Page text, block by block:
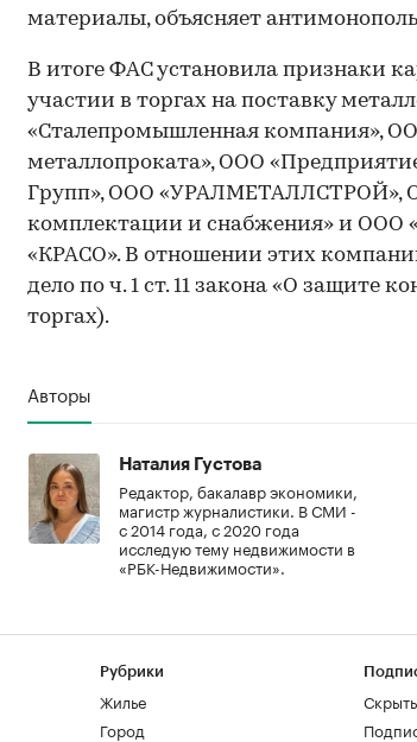
материалы, объясняет
В итоге ФАС установила признаки
участии в торгах на поставку
«Сталепромышленная компания»,
металлопроката», ООО
Групп», ООО «УРАЛМЕТАЛЛСТРОЙ»,
комплектации и снабжения» и ООО
«КРАСО». В отношении этих
дело по ч. 1 ст. 11 закона «О защите
торгах).
Авторы
Наталия Густова
Редактор, бакалавр экономики,
магистр журналистики. В СМИ -
с 2014 года, с 2020 года
исследую тему недвижимости в
«РБК-Недвижимости».
Рубрики
Жилье
Город